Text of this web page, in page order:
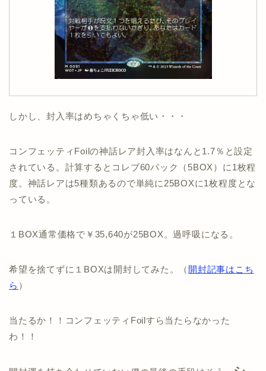
しかし、封入率はめちゃくちゃ低い・・・
コンフェッティFoilの神話レア封入率はなんと1.7％と設定
されている。計算するとコレブ60パック（5BOX）に1枚程
度。神話レアは5種類あるので単純に25BOXに1枚程度とな
っている。
１BOX通常価格で￥35,640が25BOX。過呼吸になる。
希望を捨てずに１BOXは開封してみた。（ 開封記事はこち
ら ）
当たるか！！コンフェッティFoilすら当たらなかった
わ！！